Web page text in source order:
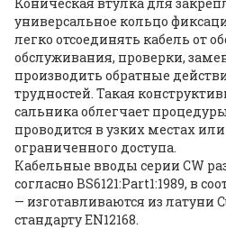
универсальное кольцо
легко отсоединять кабель от
обслуживания, проверки,
производить обратные
трудностей. Такая
сальника облегчает
проводится в узких местах
ограниченного доступа.
Кабельные вводы серии CW
согласно BS6121:Part1:1989, в
— изготавливаются из латуни
стандарту EN12168.